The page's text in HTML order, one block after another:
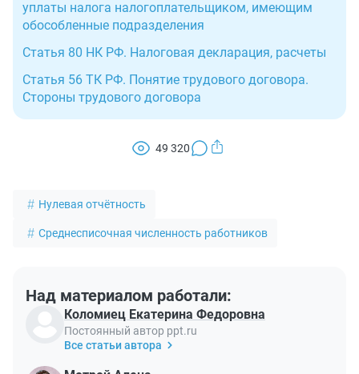
уплаты налога налогоплательщиком, имеющим
обособленные подразделения
Статья 80 НК РФ. Налоговая декларация, расчеты
Статья 56 ТК РФ. Понятие трудового договора.
Стороны трудового договора
49 320
Нулевая отчётность
Среднесписочная численность работников
Над материалом работали:
Коломиец Екатерина Федоровна
Постоянный автор ppt.ru
Все статьи автора